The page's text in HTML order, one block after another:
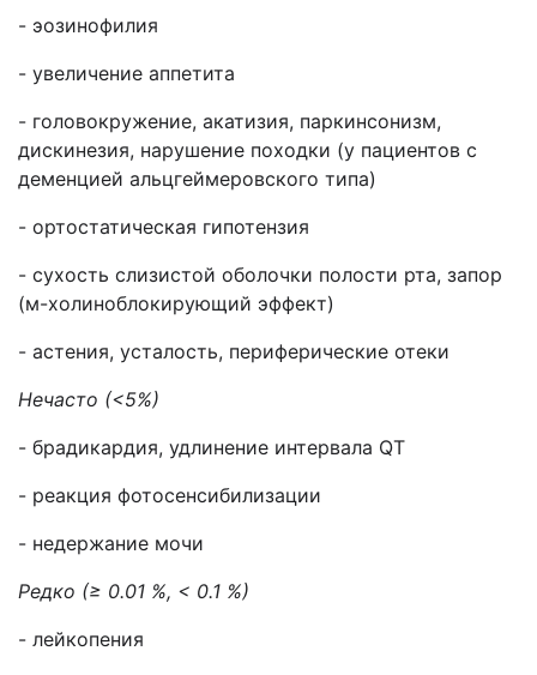
- эозинофилия
- увеличение аппетита
- головокружение, акатизия, паркинсонизм,
дискинезия, нарушение походки (у пациентов с
деменцией альцгеймеровского типа)
- ортостатическая гипотензия
- сухость слизистой оболочки полости рта, запор
(м-холиноблокирующий эффект)
- астения, усталость, периферические отеки
Нечасто (<5%)
- брадикардия, удлинение интервала QT
- реакция фотосенсибилизации
- недержание мочи
Редко (≥ 0.01 %, < 0.1 %)
- лейкопения